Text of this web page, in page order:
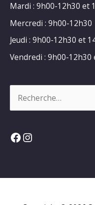
Mardi : 9h00-12h30 et
Mercredi : 9h00-12h30
Jeudi : 9h00-12h30 et
Vendredi : 9h00-
Facebook
Instagram